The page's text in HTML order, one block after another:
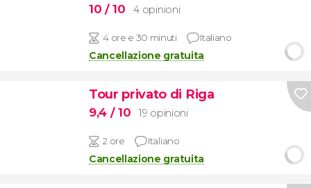
10 / 10 4 opinioni
4 ore e 30 minuti Italiano
Cancellazione gratuita
Tour privato di Riga
9,4 / 10 19 opinioni
2 ore Italiano
Cancellazione gratuita